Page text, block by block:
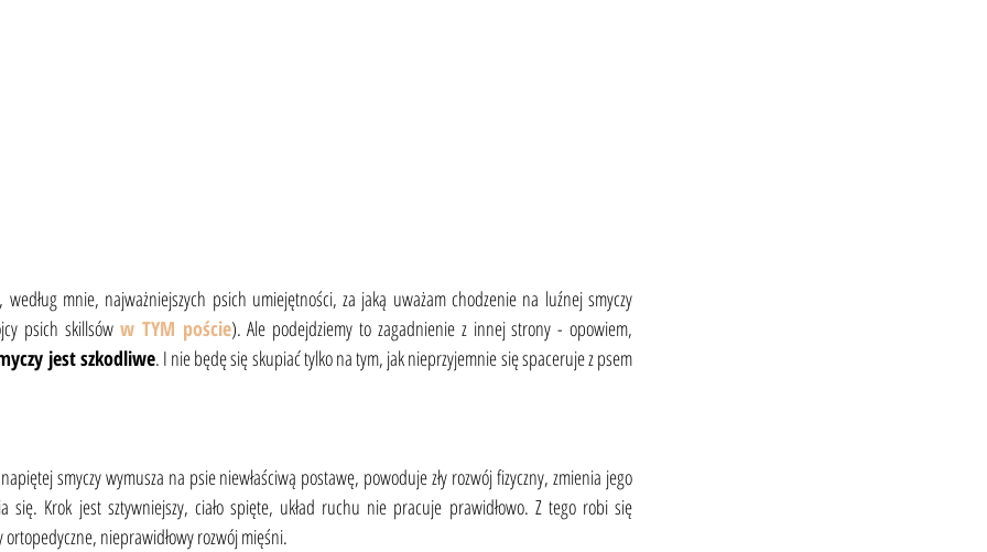
mnie, najważniejszych psich umiejętności, za jaką uważam chodzenie na luźnej smyczy
psich skillsów w TYM poście
jest szkodliwe. I nie będę się skupiać tylko na tym, jak nieprzyjemnie się spaceruje z psem
smyczy wymusza na psie niewłaściwą postawę, powoduje zły rozwój fizyczny, zmienia jego
się. Krok jest sztywniejszy, ciało spięte, układ ruchu nie pracuje prawidłowo. Z tego robi się
nieprawidłowy rozwój mięśni.